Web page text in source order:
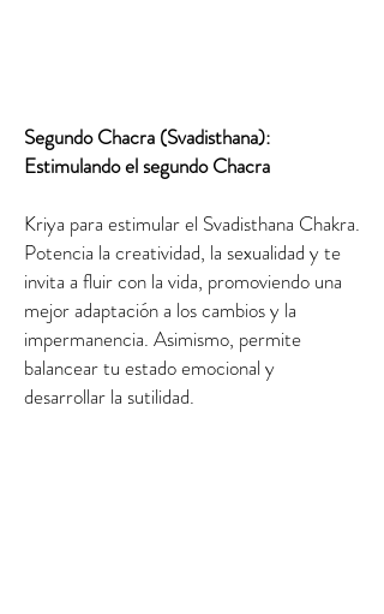
Segundo Chacra (Svadisthana):
Estimulando el segundo Chacra
Kriya para estimular el Svadisthana Chakra.
Potencia la creatividad, la sexualidad y te
invita a fluir con la vida, promoviendo una
mejor adaptación a los cambios y la
impermanencia. Asimismo, permite
balancear tu estado emocional y
desarrollar la sutilidad.